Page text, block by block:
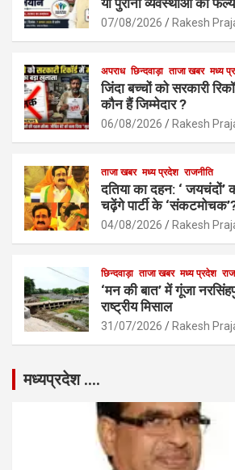
o
k
p
p
07/08/2026 Rakesh
अपराध छिन्दवाड़ा ताजा खबर मध्य
जिंदा बच्चों को सरकारी
कौन हैं जिम्मेदार ?
06/08/2026 Rakesh
ताजा खबर मध्य प्रदेश राजनीति
दतिया का दहन: ‘ जयचंदों’
चढ़ेंगे पार्टी के
04/08/2026 Rakesh
छिन्दवाड़ा ताजा खबर मध्य प्रदेश
‘मन की बात’ में गूंजा
राष्ट्रीय मिसाल
31/07/2026 Rakesh
मध्यप्रदेश ….